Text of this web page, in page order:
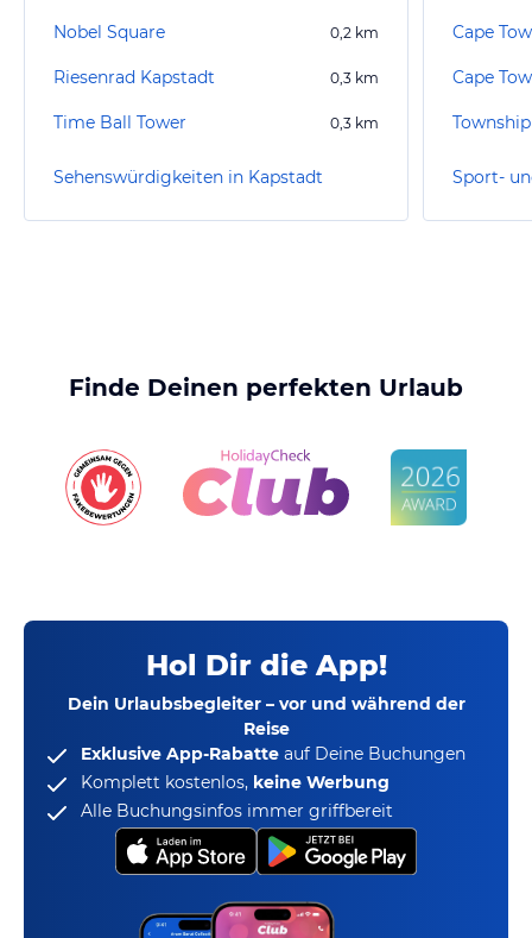
Nobel Square 0,2 km
Riesenrad Kapstadt 0,3 km
Time Ball Tower 0,3 km
Sehenswürdigkeiten in Kapstadt
Cape
Finde Deinen perfekten Urlaub
Hol Dir die App!
Dein Urlaubsbegleiter – vor und während der
Reise
Exklusive App-Rabatte auf Deine Buchungen
Komplett kostenlos, keine Werbung
Alle Buchungsinfos immer griffbereit